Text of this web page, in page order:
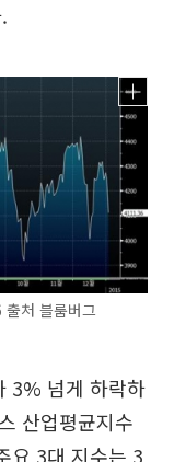
처 블룸버그
3% 넘게 하락하
산업평균지수
요 3대 지수는 3